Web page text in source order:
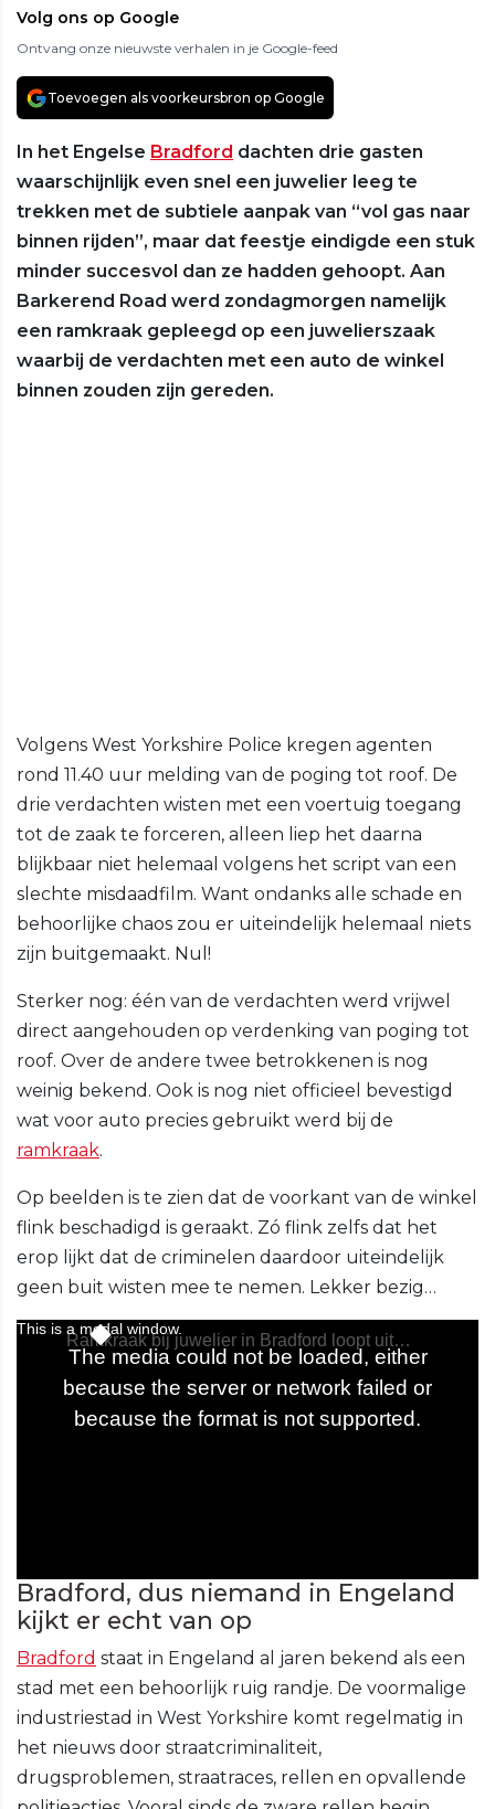
Volg ons op Google
Ontvang onze nieuwste verhalen in je Google-feed
Toevoegen als voorkeursbron op Google
In het Engelse Bradford dachten drie gasten
waarschijnlijk even snel een juwelier leeg te
trekken met de subtiele aanpak van “vol gas naar
binnen rijden”, maar dat feestje eindigde een stuk
minder succesvol dan ze hadden gehoopt. Aan
Barkerend Road werd zondagmorgen namelijk
een ramkraak gepleegd op een juwelierszaak
waarbij de verdachten met een auto de winkel
binnen zouden zijn gereden.
Volgens West Yorkshire Police kregen agenten
rond 11.40 uur melding van de poging tot roof. De
drie verdachten wisten met een voertuig toegang
tot de zaak te forceren, alleen liep het daarna
blijkbaar niet helemaal volgens het script van een
slechte misdaadfilm. Want ondanks alle schade en
behoorlijke chaos zou er uiteindelijk helemaal niets
zijn buitgemaakt. Nul!
Sterker nog: één van de verdachten werd vrijwel
direct aangehouden op verdenking van poging tot
roof. Over de andere twee betrokkenen is nog
weinig bekend. Ook is nog niet officieel bevestigd
wat voor auto precies gebruikt werd bij de
ramkraak.
Op beelden is te zien dat de voorkant van de winkel
flink beschadigd is geraakt. Zó flink zelfs dat het
erop lijkt dat de criminelen daardoor uiteindelijk
geen buit wisten mee te nemen. Lekker bezig…
Bradford, dus niemand in Engeland
kijkt er echt van op
Bradford staat in Engeland al jaren bekend als een
stad met een behoorlijk ruig randje. De voormalige
industriestad in West Yorkshire komt regelmatig in
het nieuws door straatcriminaliteit,
drugsproblemen, straatraces, rellen en opvallende